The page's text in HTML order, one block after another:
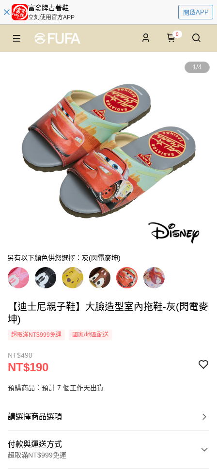
富發牌古著鞋
立刻使用官方APP
開啟APP
0
1/4
另有以下顏色供您選擇：灰(閃電麥坤)
【迪士尼親子鞋】大臉造型室內拖鞋-灰(閃電麥
坤)
超取滿NT$999免運 國家/地區配送
NT$490
NT$190
預購商品：預計 7 個工作天出貨
請選擇商品選項
付款與運送方式
超取滿NT$999免運